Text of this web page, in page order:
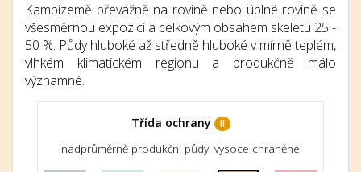
Kambizemě převážně na rovině nebo úplné rovině se
všesměrnou expozicí a celkovým obsahem skeletu 25 -
50 %. Půdy hluboké až středně hluboké v mírně teplém,
vlhkém klimatickém regionu a produkčně málo
významné.
Třída ochrany II
nadprůměrně produkční půdy, vysoce chráněné